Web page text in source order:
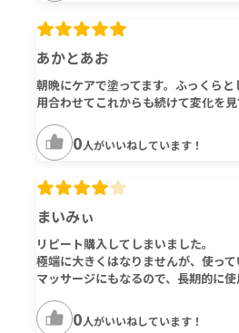
あかとあお
朝晩にケアで塗ってます。ふっくら
用合わせてこれからも続けて変化を見
0人がいいねしています！
まいみぃ
リピート購入してしまいました。
極端に大きくはなりませんが、使っ
マッサージにもなるので、長期的に使
0人がいいねしています！